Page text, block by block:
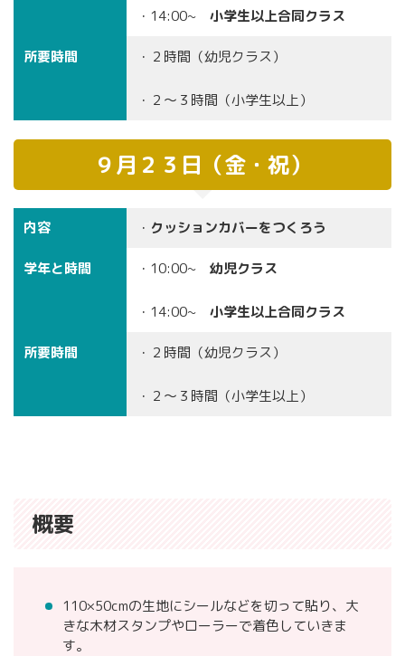
・14:00~ 小学生以上合同クラス
所要時間 ・２時間（幼児クラス）
・２〜３時間（小学生以上）
９月２３日（金・祝）
内容 ・ クッションカバーをつくろう
学年と時間 ・10:00~ 幼児クラス
・14:00~ 小学生以上合同クラス
所要時間 ・２時間（幼児クラス）
・２〜３時間（小学生以上）
概要
110×50cmの生地にシールなどを切って貼り、大
きな木材スタンプやローラーで着色していきま
す。